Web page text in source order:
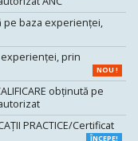
pe baza experienței,
experienței, prin
NOU !
obținută pe
PRACTICE/Certificat
ÎNCEPE!